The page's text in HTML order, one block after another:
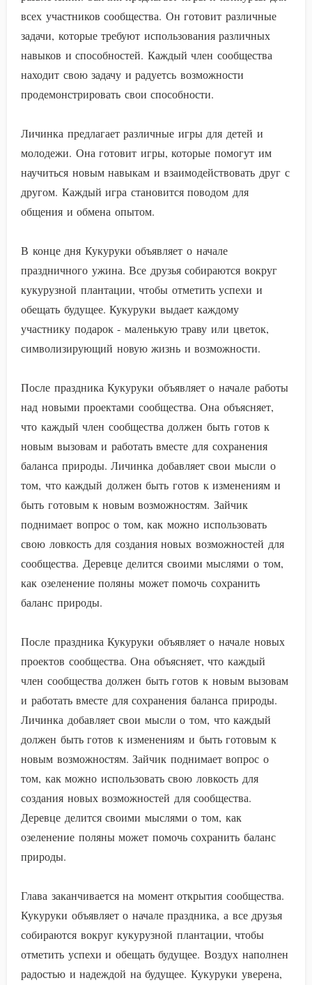
всех участников сообщества. Он готовит различные
задачи, которые требуют использования различных
навыков и способностей. Каждый член сообщества
находит свою задачу и радуетсь возможности
продемонстрировать свои способности.
Личинка предлагает различные игры для детей и
молодежи. Она готовит игры, которые помогут им
научиться новым навыкам и взаимодействовать друг с
другом. Каждый игра становится поводом для
общения и обмена опытом.
В конце дня Кукуруки объявляет о начале
праздничного ужина. Все друзья собираются вокруг
кукурузной плантации, чтобы отметить успехи и
обещать будущее. Кукуруки выдает каждому
участнику подарок - маленькую траву или цветок,
символизирующий новую жизнь и возможности.
После праздника Кукуруки объявляет о начале работы
над новыми проектами сообщества. Она объясняет,
что каждый член сообщества должен быть готов к
новым вызовам и работать вместе для сохранения
баланса природы. Личинка добавляет свои мысли о
том, что каждый должен быть готов к изменениям и
быть готовым к новым возможностям. Зайчик
поднимает вопрос о том, как можно использовать
свою ловкость для создания новых возможностей для
сообщества. Деревце делится своими мыслями о том,
как озеленение поляны может помочь сохранить
баланс природы.
После праздника Кукуруки объявляет о начале новых
проектов сообщества. Она объясняет, что каждый
член сообщества должен быть готов к новым вызовам
и работать вместе для сохранения баланса природы.
Личинка добавляет свои мысли о том, что каждый
должен быть готов к изменениям и быть готовым к
новым возможностям. Зайчик поднимает вопрос о
том, как можно использовать свою ловкость для
создания новых возможностей для сообщества.
Деревце делится своими мыслями о том, как
озеленение поляны может помочь сохранить баланс
природы.
Глава заканчивается на момент открытия сообщества.
Кукуруки объявляет о начале праздника, а все друзья
собираются вокруг кукурузной плантации, чтобы
отметить успехи и обещать будущее. Воздух наполнен
радостью и надеждой на будущее. Кукуруки уверена,